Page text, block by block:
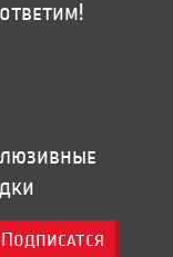
Подписатся